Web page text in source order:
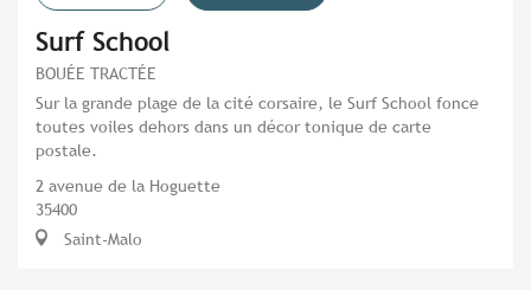
Surf School
BOUÉE TRACTÉE
Sur la grande plage de la cité corsaire, le Surf School fonce
toutes voiles dehors dans un décor tonique de carte
postale.
2 avenue de la Hoguette
35400
Saint-Malo